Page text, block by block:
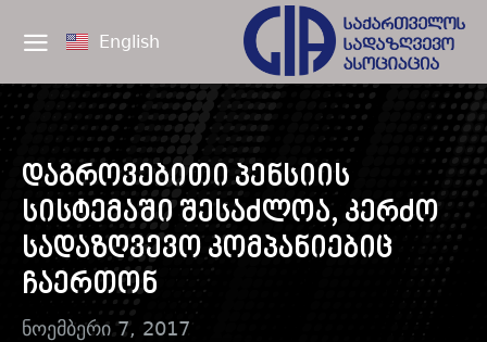
English
დაგროვებითი პენსიის
სისტემაში შესაძლოა, კერძო
სადაზღვევო კომპანიებიც
ჩაერთონ
ნოემბერი 7, 2017